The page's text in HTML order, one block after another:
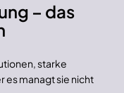
– das
starke
es managt sie nicht